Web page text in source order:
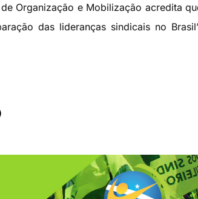
Organização e Mobilização acredita
das lideranças sindicais no